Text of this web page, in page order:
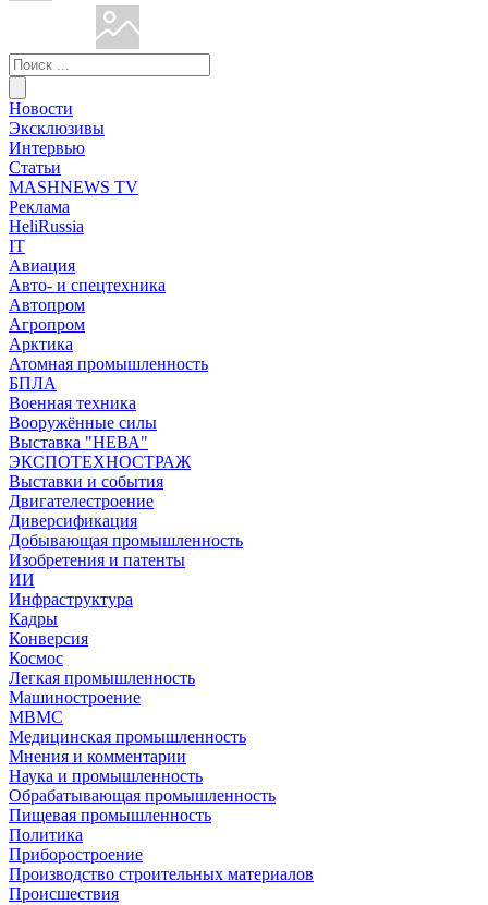
Новости
Эксклюзивы
Интервью
Статьи
MASHNEWS TV
Реклама
HeliRussia
IT
Авиация
Авто- и спецтехника
Автопром
Агропром
Арктика
Атомная промышленность
БПЛА
Военная техника
Вооружённые силы
Выставка "НЕВА"
ЭКСПОТЕХНОСТРАЖ
Выставки и события
Двигателестроение
Диверсификация
Добывающая промышленность
Изобретения и патенты
ИИ
Инфраструктура
Кадры
Конверсия
Космос
Легкая промышленность
Машиностроение
МВМС
Медицинская промышленность
Мнения и комментарии
Наука и промышленность
Обрабатывающая промышленность
Пищевая промышленность
Политика
Приборостроение
Производство строительных материалов
Происшествия